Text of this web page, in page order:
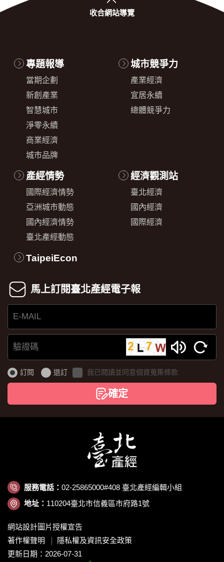
收合網站導覽
專題報導
當期企劃
新創產業
智慧城市
淨零永續
商業經濟
城市品牌
城市競爭力
產業經濟
宜居永續
總體競爭力
產經情勢
國際經濟情勢
亞洲城市動態
國內經濟情勢
臺北產經動態
經濟觀測站
臺北經濟
國內經濟
國際經濟
TaipeiEcon
馬上訂閱臺北產經電子報
MAIL
證
碼
訂閱 退訂 我已閱讀並同意個資蒐集條款
確定
服務電話： 02-25865000#408 臺北產經編輯小組
地址： 110204臺北市信義區市府路1號
網站設計圖片授權宣告
著作權聲明
隱私權及資訊安全政策
更新日期：2026-07-31